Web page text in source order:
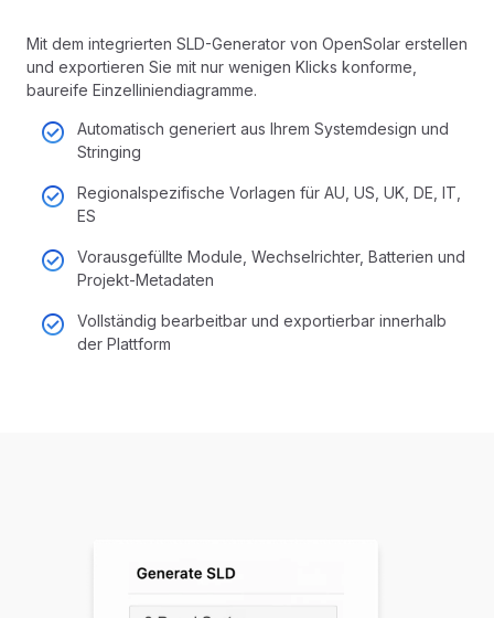
Mit dem integrierten SLD-Generator von OpenSolar erstellen
und exportieren Sie mit nur wenigen Klicks konforme,
baureife Einzelliniendiagramme.
Automatisch generiert aus Ihrem Systemdesign und
Stringing
Regionalspezifische Vorlagen für AU, US, UK, DE, IT,
ES
Vorausgefüllte Module, Wechselrichter, Batterien und
Projekt-Metadaten
Vollständig bearbeitbar und exportierbar innerhalb
der Plattform